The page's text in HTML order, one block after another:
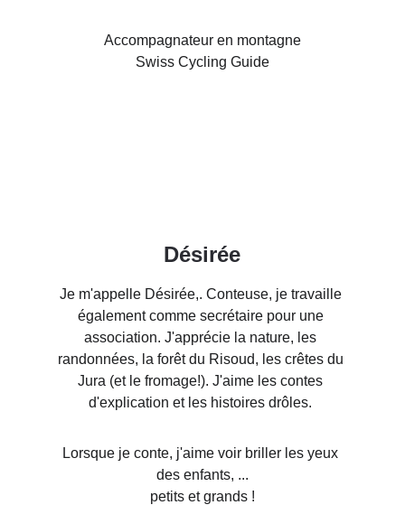
Accompagnateur en montagne
Swiss Cycling Guide
Désirée
Je m'appelle Désirée,. Conteuse, je travaille
également comme secrétaire pour une
association. J'apprécie la nature, les
randonnées, la forêt du Risoud, les crêtes du
Jura (et le fromage!). J'aime les contes
d'explication et les histoires drôles.
Lorsque je conte, j'aime voir briller les yeux
des enfants, ...
petits et grands !